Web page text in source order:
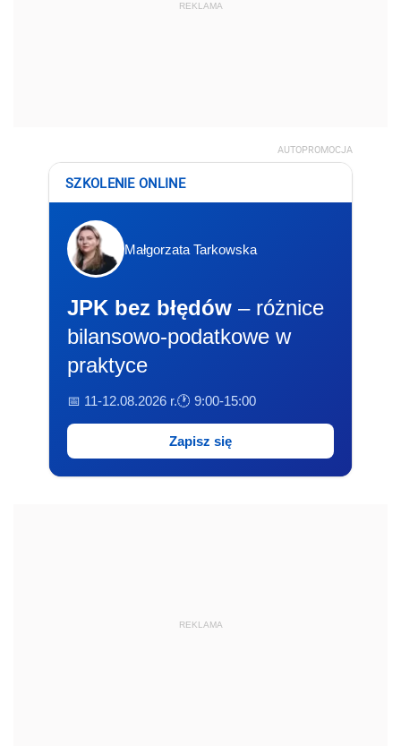
REKLAMA
AUTOPROMOCJA
SZKOLENIE ONLINE
Małgorzata Tarkowska
JPK bez błędów – różnice
bilansowo-podatkowe w
praktyce
📅 11-12.08.2026 r.🕐 9:00-15:00
Zapisz się
REKLAMA